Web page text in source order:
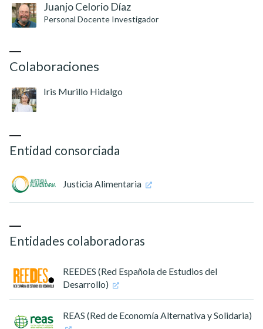
Juanjo Celorio Díaz
Personal Docente Investigador
Colaboraciones
Iris Murillo Hidalgo
Entidad consorciada
Justicia Alimentaria
Entidades colaboradoras
REEDES (Red Española de Estudios del
Desarrollo)
REAS (Red de Economía Alternativa y Solidaria)